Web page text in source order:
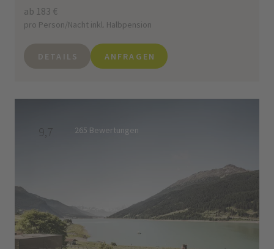
ab 183 €
pro Person/Nacht inkl. Halbpension
DETAILS ANFRAGEN
9,7 265 Bewertungen